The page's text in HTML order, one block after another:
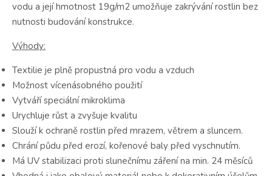
vodu a její hmotnost 19g/m2 umožňuje zakrývání rostlin bez
nutnosti budování konstrukce.
Výhody:
Textilie je plně propustná pro vodu a vzduch
Možnost vícenásobného použití
Vytváří speciální mikroklima
Urychluje růst a zvyšuje kvalitu
Slouží k ochraně rostlin před mrazem, větrem a sluncem.
Chrání půdu před erozí, kořenové baly před vyschnutím.
Má UV stabilizaci proti slunečnímu záření na min. 24 měsíců